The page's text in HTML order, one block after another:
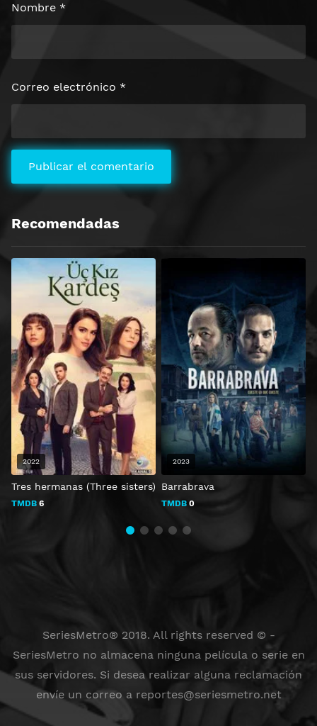
Nombre *
Correo electrónico *
Recomendadas
Tres hermanas (Three sisters)
TMDB 6
2022
Barrabrava
TMDB 0
2023
SeriesMetro® 2018. All rights reserved © -
SeriesMetro no almacena ninguna película o serie en
sus servidores. Si desea realizar alguna reclamación
envíe un correo a reportes@seriesmetro.net